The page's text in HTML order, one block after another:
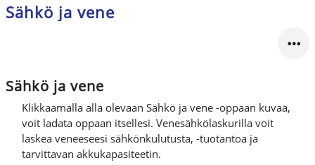
Sähkö ja vene
Sähkö ja vene
Klikkaamalla alla olevaan Sähkö ja vene -oppaan kuvaa,
voit ladata oppaan itsellesi. Venesähkölaskurilla voit
laskea veneeseesi sähkönkulutusta, -tuotantoa ja
tarvittavan akkukapasiteetin.